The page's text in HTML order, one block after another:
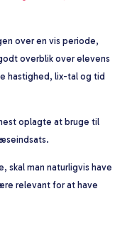
over en vis periode,
overblik over elevens
hastighed, lix-tal og tid
oplagte at bruge til
skal man naturligvis have
relevant for at have